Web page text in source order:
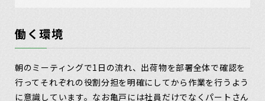
働く環境
朝のミーティングで1日の流れ、出荷物を部署全体で確認を
行ってそれぞれの役割分担を明確にしてから作業を行うよう
に意識しています。なお亀戸には社員だけでなくパートさん